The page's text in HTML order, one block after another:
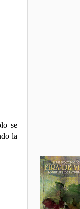
se
la